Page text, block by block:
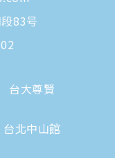
83号
台大尊賢
台北中山館